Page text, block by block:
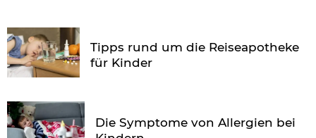
Tipps rund um die Reiseapotheke
für Kinder
Die Symptome von Allergien bei